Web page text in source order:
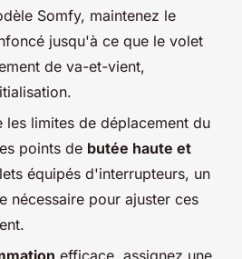
Somfy, maintenez le
jusqu'à ce que le volet
de va-et-vient,
les limites de déplacement du
points de butée haute et
équipés d'interrupteurs, un
nécessaire pour ajuster ces